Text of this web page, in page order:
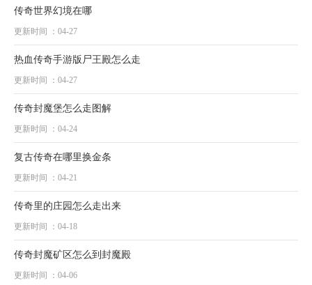
传奇世界幻境在哪
更新时间 ：04-27
热血传奇手游版尸王殿怎么走
更新时间 ：04-27
传奇封魔堡怎么走图解
更新时间 ：04-24
复古传奇在哪里换金条
更新时间 ：04-21
传奇里的庄园怎么走出来
更新时间 ：04-18
传奇封魔矿区怎么到封魔殿
更新时间 ：04-06